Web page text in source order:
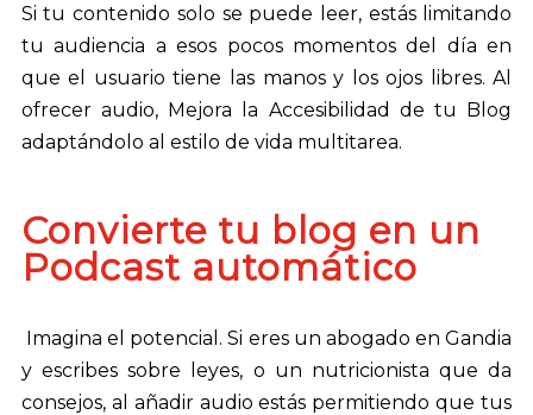
Si tu contenido solo se puede leer, estás limitando
tu audiencia a esos pocos momentos del día en
que el usuario tiene las manos y los ojos libres. Al
ofrecer audio, Mejora la Accesibilidad de tu Blog
adaptándolo al estilo de vida multitarea.
Convierte tu blog en un
Podcast automático
Imagina el potencial. Si eres un abogado en Gandia
y escribes sobre leyes, o un nutricionista que da
consejos, al añadir audio estás permitiendo que tus